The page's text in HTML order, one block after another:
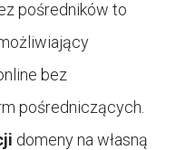
pośredników to
bez
pośredniczących.
domeny na własną